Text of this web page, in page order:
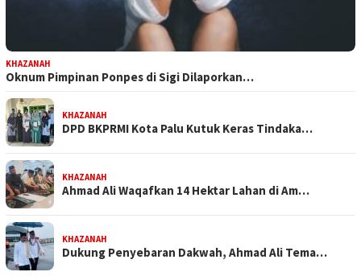
KHAZANAH
Oknum Pimpinan Ponpes di Sigi Dilaporkan…
KHAZANAH
DPD BKPRMI Kota Palu Kutuk Keras Tindaka…
KHAZANAH
Ahmad Ali Waqafkan 14 Hektar Lahan di Am…
KHAZANAH
Dukung Penyebaran Dakwah, Ahmad Ali Tema…